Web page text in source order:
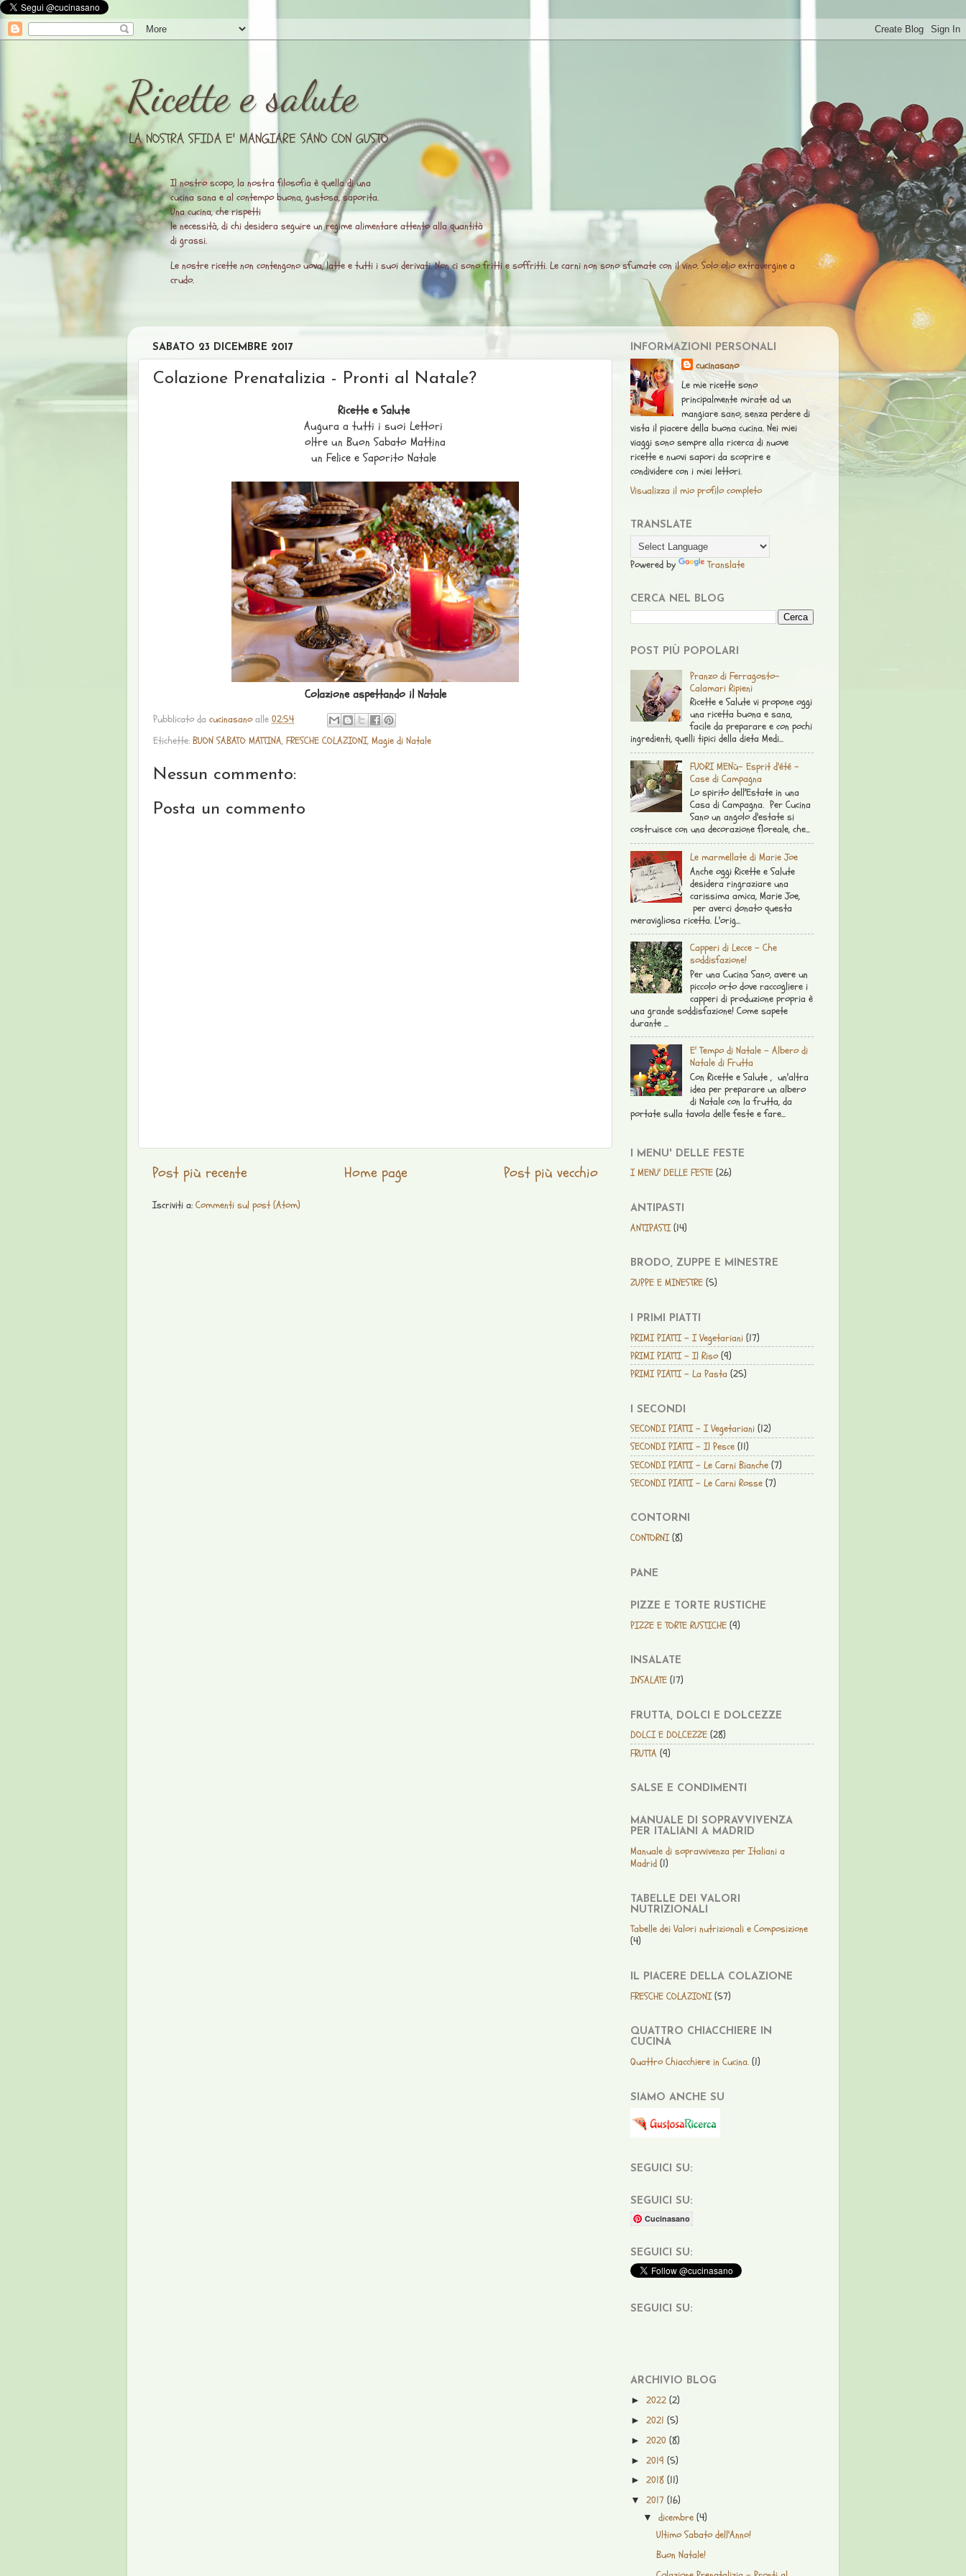
Ricette e salute
LA NOSTRA SFIDA E' MANGIARE SANO CON GUSTO
Il nostro scopo, la nostra filosofia è quella di una
cucina sana e al contempo buona, gustosa, saporita.
Una cucina, che rispetti
le necessità, di chi desidera seguire un regime alimentare attento alla quantità
di grassi.
Le nostre ricette non contengono uova, latte e tutti i suoi derivati. Non ci sono fritti e soffritti. Le carni non sono sfumate con il vino. Solo olio extravergine a
crudo.
SABATO 23 DICEMBRE 2017
Colazione Prenatalizia - Pronti al Natale?
Ricette e Salute
Augura a tutti i suoi Lettori
oltre un Buon Sabato Mattina
un Felice e Saporito Natale
Colazione aspettando il Natale
Pubblicato da cucinasano alle 02:54
Etichette: BUON SABATO MATTINA, FRESCHE COLAZIONI, Magie di Natale
Nessun commento:
Posta un commento
Post più recente Post più vecchio
Home page
Iscriviti a: Commenti sul post (Atom)
INFORMAZIONI PERSONALI
cucinasano
Le mie ricette sono
principalmente mirate ad un
mangiare sano, senza perdere di
vista il piacere della buona cucina. Nei miei
viaggi sono sempre alla ricerca di nuove
ricette e nuovi sapori da scoprire e
condividere con i miei lettori.
Visualizza il mio profilo completo
TRANSLATE
Powered by Translate
CERCA NEL BLOG
POST PIÙ POPOLARI
Pranzo di Ferragosto-
Calamari Ripieni
Ricette e Salute vi propone oggi
una ricetta buona e sana,
facile da preparare e con pochi
ingredienti, quelli tipici della dieta Medi...
FUORI MENù- Esprit d'été -
Case di Campagna
Lo spirito dell'Estate in una
Casa di Campagna. Per Cucina
Sano un angolo d'estate si
costruisce con una decorazione floreale, che...
Le marmellate di Marie Joe
Anche oggi Ricette e Salute
desidera ringraziare una
carissima amica, Marie Joe,
per averci donato questa
meravigliosa ricetta. L'orig...
Capperi di Lecce - Che
soddisfazione!
Per una Cucina Sano, avere un
piccolo orto dove raccogliere i
capperi di produzione propria è
una grande soddisfazione! Come sapete
durante ...
E' Tempo di Natale - Albero di
Natale di Frutta
Con Ricette e Salute , un'altra
idea per preparare un albero
di Natale con la frutta, da
portate sulla tavola delle feste e fare...
I MENU' DELLE FESTE
I MENU' DELLE FESTE (26)
ANTIPASTI
ANTIPASTI (14)
BRODO, ZUPPE E MINESTRE
ZUPPE E MINESTRE (5)
I PRIMI PIATTI
PRIMI PIATTI - I Vegetariani (17)
PRIMI PIATTI - Il Riso (9)
PRIMI PIATTI - La Pasta (25)
I SECONDI
SECONDI PIATTI - I Vegetariani (12)
SECONDI PIATTI - Il Pesce (11)
SECONDI PIATTI - Le Carni Bianche (7)
SECONDI PIATTI - Le Carni Rosse (7)
CONTORNI
CONTORNI (8)
PANE
PIZZE E TORTE RUSTICHE
PIZZE E TORTE RUSTICHE (9)
INSALATE
INSALATE (17)
FRUTTA, DOLCI E DOLCEZZE
DOLCI E DOLCEZZE (28)
FRUTTA (9)
SALSE E CONDIMENTI
MANUALE DI SOPRAVVIVENZA
PER ITALIANI A MADRID
Manuale di sopravvivenza per Italiani a
Madrid (1)
TABELLE DEI VALORI
NUTRIZIONALI
Tabelle dei Valori nutrizionali e Composizione
(4)
IL PIACERE DELLA COLAZIONE
FRESCHE COLAZIONI (57)
QUATTRO CHIACCHIERE IN
CUCINA
Quattro Chiacchiere in Cucina. (1)
SIAMO ANCHE SU
SEGUICI SU:
SEGUICI SU:
Cucinasano
SEGUICI SU:
SEGUICI SU:
ARCHIVIO BLOG
► 2022 (2)
► 2021 (5)
► 2020 (8)
► 2019 (5)
► 2018 (11)
▼ 2017 (16)
▼dicembre(4)
Ultimo Sabato dell'Anno!
Buon Natale!